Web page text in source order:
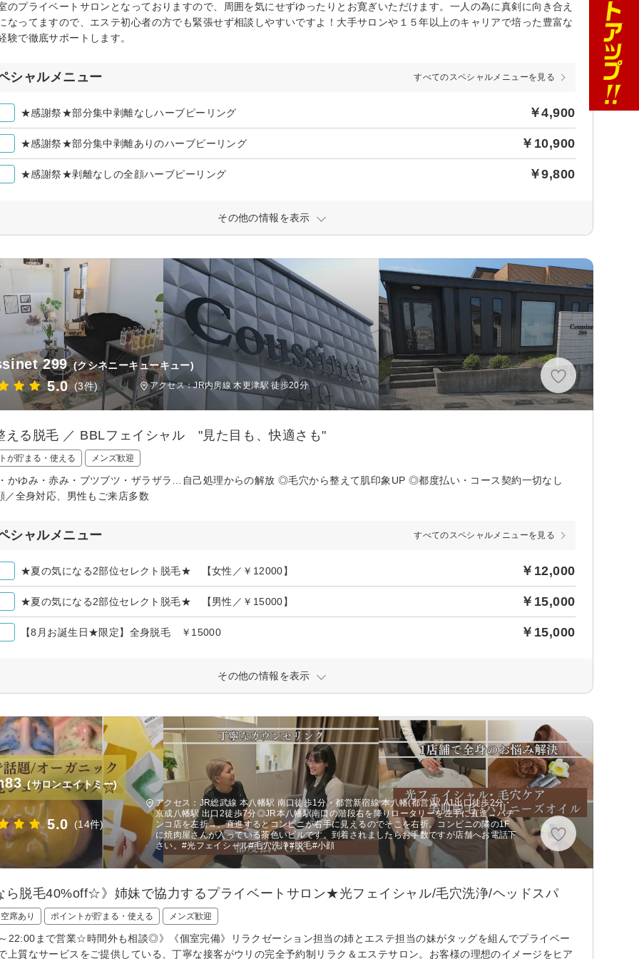
のプライベートサロンとなっておりますので、周囲を気にせずゆったりとお寛ぎいただけます。一人の為に真剣に向き合え
なってますので、エステ初心者の方でも緊張せず相談しやすいですよ！大手サロンや１５年以上のキャリアで培った豊富な
験で徹底サポートします。
シャルメニュー すべてのスペシャルメニューを見る
★感謝祭★部分集中剥離なしハーブピーリング ￥4,900
★感謝祭★部分集中剥離ありのハーブピーリング ￥10,900
★感謝祭★剥離なしの全顔ハーブピーリング ￥9,800
その他の情報を表示
299 (クシネニーキューキュー)
5.0 (3件) アクセス：JR内房線 木更津駅 徒歩20分
える脱毛 ／ BBLフェイシャル "見た目も、快適さも"
が貯まる・使える メンズ歓迎
かゆみ・赤み・ブツブツ・ザラザラ…自己処理からの解放 ◎毛穴から整えて肌印象UP ◎都度払い・コース契約一切なし
／全身対応、男性もご来店多数
シャルメニュー すべてのスペシャルメニューを見る
★夏の気になる2部位セレクト脱毛★ 【女性／￥12000】 ￥12,000
★夏の気になる2部位セレクト脱毛★ 【男性／￥15000】 ￥15,000
【8月お誕生日★限定】全身脱毛 ￥15000 ￥15,000
その他の情報を表示
(サロンエイトミー)
5.0 (14件)
アクセス：JR総武線 本八幡駅 南口徒歩1分・都営新宿線 本八幡(都営)駅 A1出口徒歩2分・
京成八幡駅 出口2徒歩7分◎JR本八幡駅南口の階段右を降りロータリーを左手に直進→パチ
ンコ店を左折→、直進するとコンビニが右手に見えるのでそこを右折。コンビニの隣の1F
に焼肉屋さんが入っている茶色いビルです。到着されましたらお手数ですが店舗へお電話下
さい。#光フェイシャル#毛穴洗浄#脱毛#小顔
ら脱毛40%off☆》姉妹で協力するプライベートサロン★光フェイシャル/毛穴洗浄/ヘッドスパ
席あり ポイントが貯まる・使える メンズ歓迎
22:00まで営業☆時間外も相談◎》《個室完備》リラクゼーション担当の姉とエステ担当の妹がタッグを組んでプライベー
上質なサービスをご提供している、丁寧な接客がウリの完全予約制リラク＆エステサロン。お客様の理想のイメージをヒア